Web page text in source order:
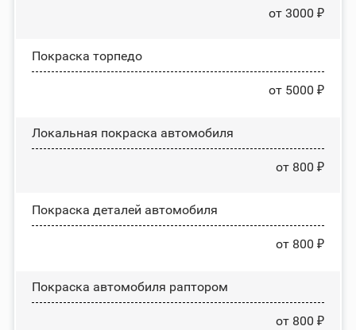
от 3000 ₽
Покраска торпедо
от 5000 ₽
Локальная покраска автомобиля
от 800 ₽
Покраска деталей автомобиля
от 800 ₽
Покраска автомобиля раптором
от 800 ₽